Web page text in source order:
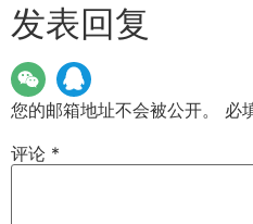
发表回复
您的邮箱地址不会被公开。 必
评论 *